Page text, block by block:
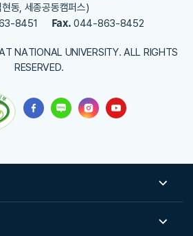
동, 세종공동캠퍼스)
8451 Fax. 044-863-8452
NATIONAL UNIVERSITY. ALL RIGHTS
RESERVED.